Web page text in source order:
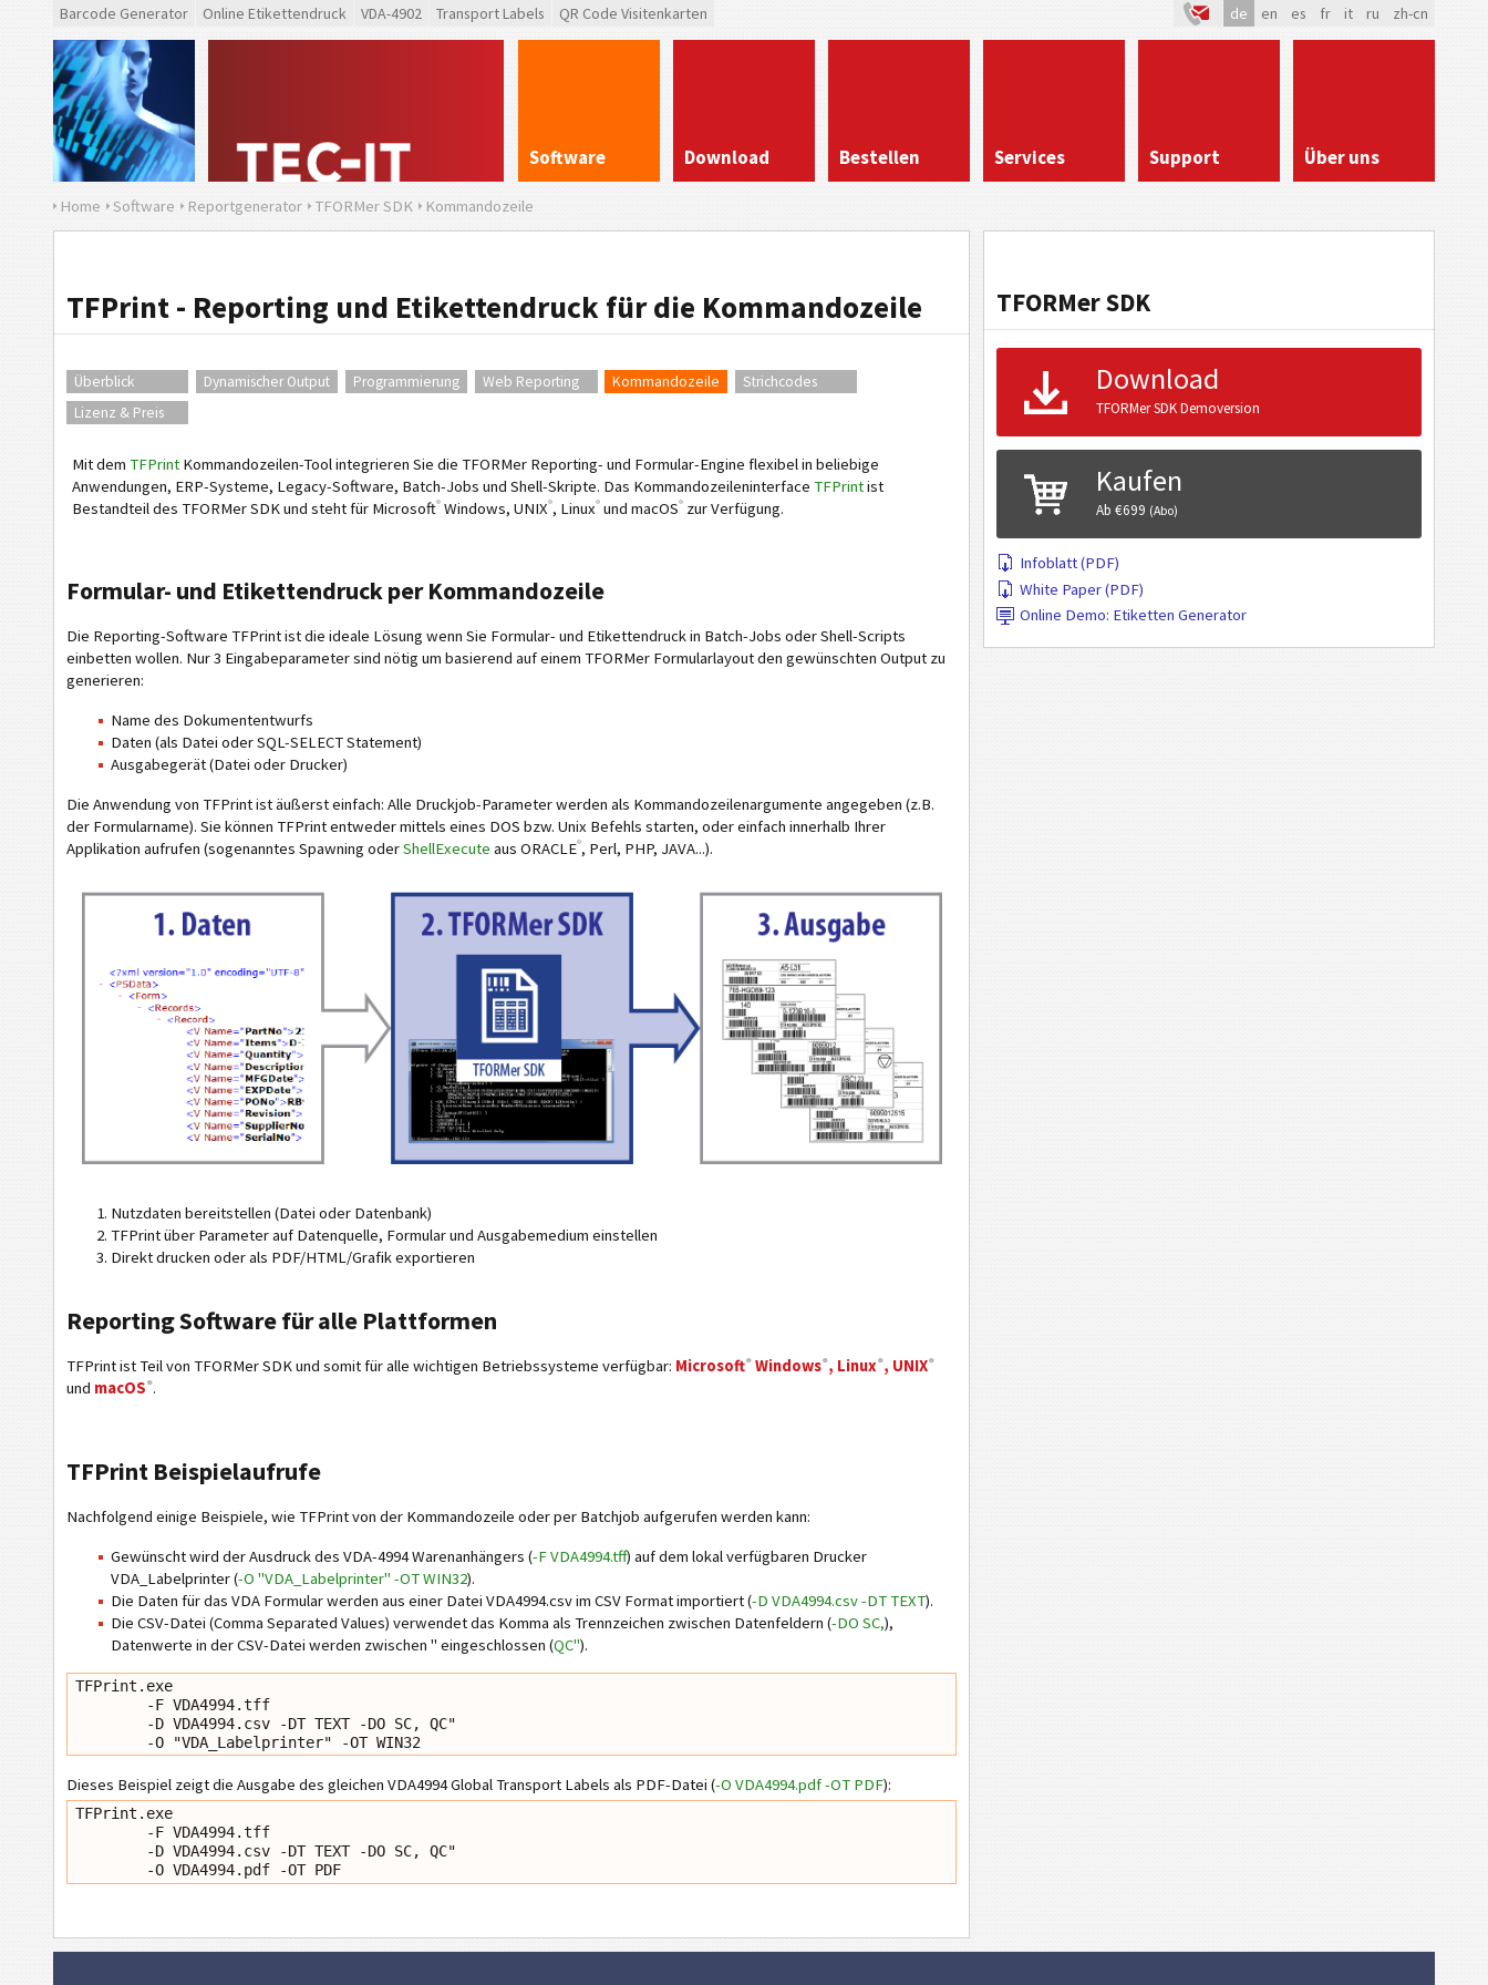
Barcode Generator Online Etikettendruck VDA-4902 Transport Labels QR Code Visitenkarten de en es fr it ru zh-cn
Software Download Bestellen Services Support Über uns
Home Software Reportgenerator TFORMer SDK Kommandozeile
TFPrint - Reporting und Etikettendruck für die Kommandozeile
Überblick Dynamischer Output Programmierung Web Reporting Kommandozeile
Strichcodes
Lizenz & Preis
Mit dem TFPrint Kommandozeilen-Tool integrieren Sie die TFORMer Reporting- und Formular-Engine flexibel in beliebige
Anwendungen, ERP-Systeme, Legacy-Software, Batch-Jobs und Shell-Skripte. Das Kommandozeileninterface TFPrintist
Bestandteil des TFORMer SDK und steht für Microsoft® Windows, UNIX®, Linux® und macOS® zur Verfügung.
Formular- und Etikettendruck per Kommandozeile
Die Reporting-Software TFPrint ist die ideale Lösung wenn Sie Formular- und Etikettendruck in Batch-Jobs oder Shell-Scripts
einbetten wollen. Nur 3 Eingabeparameter sind nötig um basierend auf einem TFORMer Formularlayout den gewünschten Output zu
generieren:
Name des Dokumententwurfs
Daten (als Datei oder SQL-SELECT Statement)
Ausgabegerät (Datei oder Drucker)
Die Anwendung von TFPrint ist äußerst einfach: Alle Druckjob-Parameter werden als Kommandozeilenargumente angegeben (z.B.
der Formularname). Sie können TFPrint entweder mittels eines DOS bzw. Unix Befehls starten, oder einfach innerhalb Ihrer
Applikation aufrufen (sogenanntes Spawning oderShellExecute aus ORACLE®, Perl, PHP, JAVA...).
Nutzdaten bereitstellen (Datei oder Datenbank)
TFPrint über Parameter auf Datenquelle, Formular und Ausgabemedium einstellen
Direkt drucken oder als PDF/HTML/Grafik exportieren
Reporting Software für alle Plattformen
TFPrint ist Teil von TFORMer SDK und somit für alle wichtigen Betriebssysteme verfügbar: Microsoft® Windows®, Linux®, UNIX®
und macOS®.
TFPrint Beispielaufrufe
Nachfolgend einige Beispiele, wie TFPrint von der Kommandozeile oder per Batchjob aufgerufen werden kann:
Gewünscht wird der Ausdruck des VDA-4994 Warenanhängers (-F VDA4994.tff) auf dem lokal verfügbaren Drucker
VDA_Labelprinter (-O "VDA_Labelprinter" -OT WIN32).
Die Daten für das VDA Formular werden aus einer Datei VDA4994.csv im CSV Format importiert (-D VDA4994.csv -DT TEXT).
Die CSV-Datei (Comma Separated Values) verwendet das Komma als Trennzeichen zwischen Datenfeldern (-DO SC,),
Datenwerte in der CSV-Datei werden zwischen " eingeschlossen (QC").
TFPrint.exe
Dieses Beispiel zeigt die Ausgabe des gleichen VDA4994 Global Transport Labels als PDF-Datei (-O VDA4994.pdf -OT PDF):
TFPrint.exe
        -O VDA4994.pdf -OT PDF
TFORMer SDK
Download
TFORMer SDK Demoversion
Kaufen
Ab €699 (Abo)
Infoblatt (PDF)
White Paper (PDF)
Online Demo: Etiketten Generator